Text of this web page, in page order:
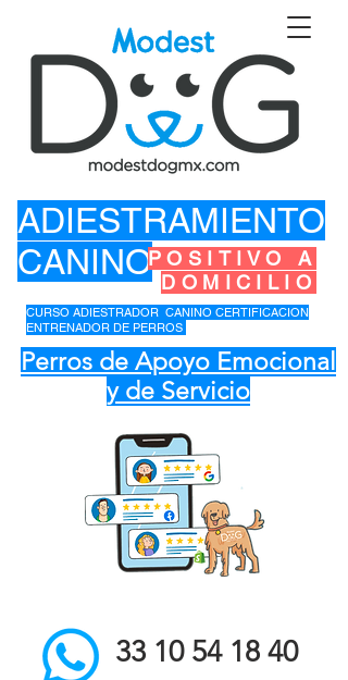
ADIESTRAMIENTO
CANINOPOSITIVO A
DOMICILIO
Perros de Apoyo Emocional
y de Servicio
el mejor entrenador de
perros a domicilio qro ver
pue gdl cdmx mty cdmx
modest dog adiestramiento
33 10 54 18 40
CURSO ADIESTRADOR CANINO CERTIFICACION
ENTRENADOR DE PERROS